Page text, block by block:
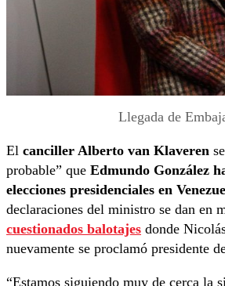
Llegada de
El canciller Alberto van Klaveren
probable” que Edmundo González
elecciones presidenciales en
declaraciones del ministro se dan en
cuestionados balotajes donde
nuevamente se proclamó presidente
“Estamos siguiendo muy de cerca la